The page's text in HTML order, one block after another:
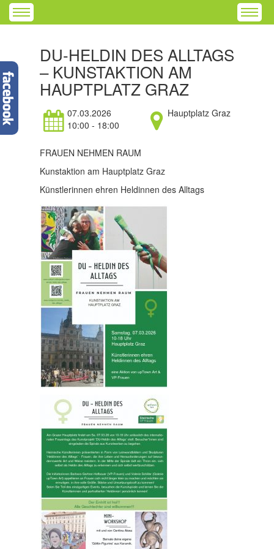
DU-HELDIN DES ALLTAGS
– KUNSTAKTION AM
HAUPTPLATZ GRAZ
07.03.2026
10:00 - 18:00
Hauptplatz Graz
FRAUEN NEHMEN RAUM
Kunstaktion am Hauptplatz Graz
Künstlerinnen ehren Heldinnen des Alltags